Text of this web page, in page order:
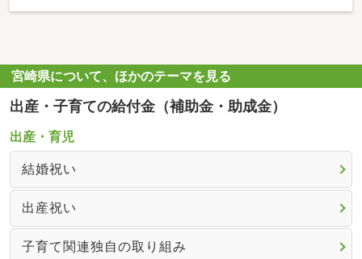
宮崎県について、ほかのテーマを見る
出産・子育ての給付金（補助金・助成金）
出産・育児
結婚祝い
出産祝い
子育て関連独自の取り組み